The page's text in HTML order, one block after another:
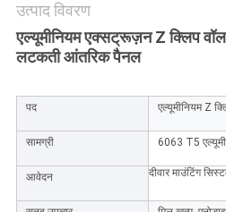
उत्पाद विवरण
एल्यूमीनियम एक्सट्रूज़न Z क्लिप
लटकती आंतरिक पैनल
पद एल्यूमीनियम Z
सामग्री 6063 T5
आवेदन दीवार माउंटिंग